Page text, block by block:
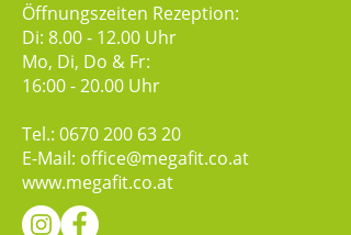
Öffnungszeiten Rezeption:
Di: 8.00 - 12.00 Uhr
Mo, Di, Do & Fr:
16:00 - 20.00 Uhr
Tel.: 0670 200 63 20
E-Mail: office@megafit.co.at
www.megafit.co.at